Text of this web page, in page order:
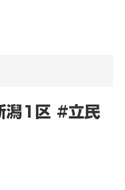
潟1区 #立民